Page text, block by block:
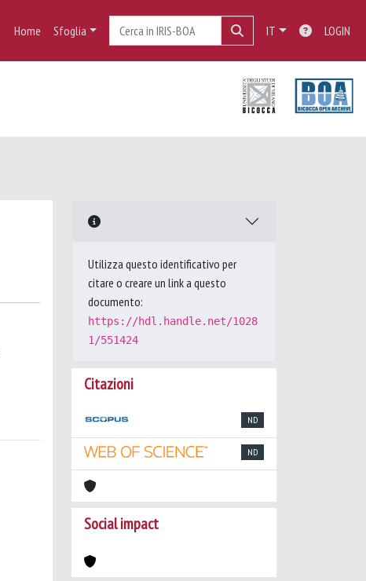
Home Sfoglia IT LOGIN
Utilizza questo identificativo per
citare o creare un link a questo
documento:
https://hdl.handle.net/1028
1/551424
Citazioni
ND
ND
Social impact